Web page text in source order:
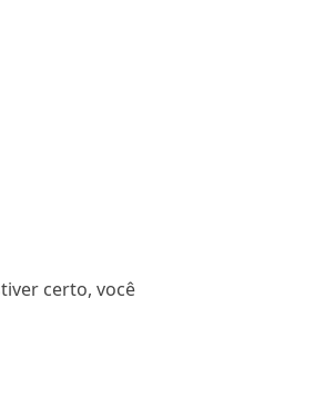
certo, você